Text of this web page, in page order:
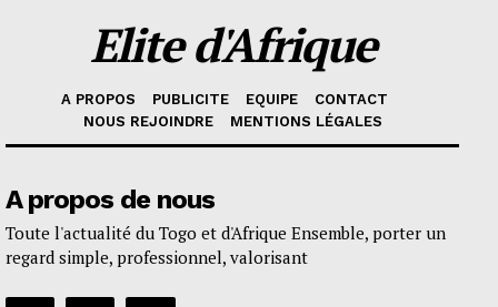
Elite d'Afrique
A PROPOS PUBLICITE EQUIPE
CONTACT
NOUS REJOINDRE
MENTIONS LÉGALES
A propos de nous
Toute l'actualité du Togo et d'Afrique Ensemble, porter un
regard simple, professionnel, valorisant